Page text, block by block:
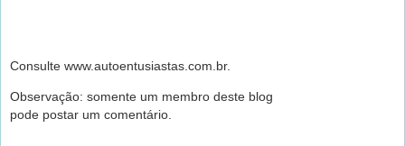
Consulte www.autoentusiastas.com.br.
Observação: somente um membro deste blog
pode postar um comentário.